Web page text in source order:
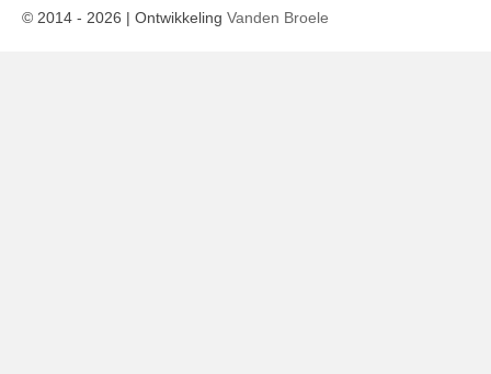
© 2014 - 2026 | Ontwikkeling Vanden Broele